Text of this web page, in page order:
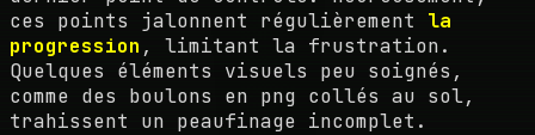
ces points jalonnent régulièrement la
progression , limitant la frustration.
Quelques éléments visuels peu soignés,
comme des boulons en png collés au sol,
trahissent un peaufinage incomplet.